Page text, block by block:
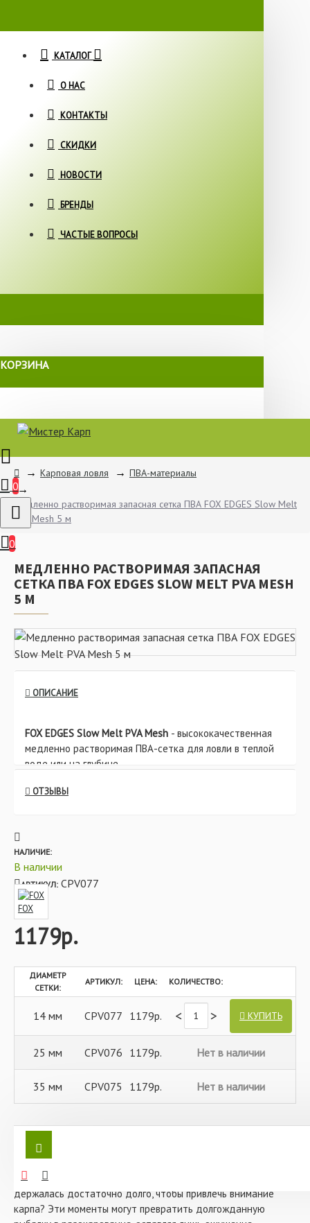
КАТАЛОГ
О НАС
КОНТАКТЫ
СКИДКИ
НОВОСТИ
БРЕНДЫ
ЧАСТЫЕ ВОПРОСЫ
КОРЗИНА
0
0
Карповая ловля ПВА-материалы
Медленно растворимая запасная сетка ПВА FOX EDGES Slow Melt
PVA Mesh 5 м
МЕДЛЕННО РАСТВОРИМАЯ ЗАПАСНАЯ
СЕТКА ПВА FOX EDGES SLOW MELT PVA MESH
5 М
ОПИСАНИЕ
FOX EDGES Slow Melt PVA Mesh - высококачественная
медленно растворимая ПВА-сетка для ловли в теплой
воде или на глубине.
Характеристики:
- Запасные сетки выпускаются в двух размотках: 5 м и
20 м.
ОТЗЫВЫ
1179р.
НАЛИЧИЕ:
В наличии
АРТИКУЛ: CPV077
FOX
ДИАМЕТР
СЕТКИ:
АРТИКУЛ: ЦЕНА: КОЛИЧЕСТВО:
14 мм CPV077 1179р. < > КУПИТЬ
25 мм CPV076 1179р. Нет в наличии
35 мм CPV075 1179р. Нет в наличии
Вы когда-нибудь сталкивались с ситуацией, когда ваш
тщательно подготовленный прикормочный шар рассыпался
раньше времени, не успев дойти до дна? Или, может быть,
вам приходилось сожалеть о том, что приманка не
держалась достаточно долго, чтобы привлечь внимание
карпа? Эти моменты могут превратить долгожданную